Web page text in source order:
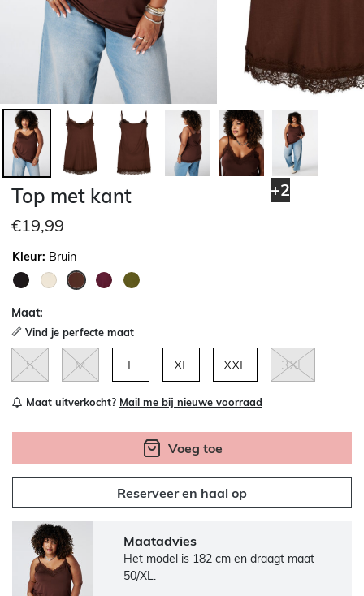
+2
Top met kant
€19,99
Kleur: Bruin
Maat:
Vind je perfecte maat
S M L XL XXL 3XL
Maat uitverkocht? Mail me bij nieuwe voorraad
Voeg toe
Reserveer en haal op
Maatadvies
Het model is 182 cm en draagt maat
50/XL.